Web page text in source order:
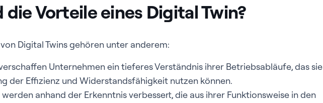
die Vorteile eines Digital Twin?
Digital Twins gehören unter anderem:
Unternehmen ein tieferes Verständnis ihrer Betriebsabläufe, das sie
der Effizienz und Widerstandsfähigkeit nutzen können.
anhand der Erkenntnis verbessert, die aus ihrer Funktionsweise in den